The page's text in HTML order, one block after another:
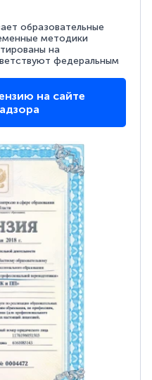
образовательные
методики
на
федеральным
на сайте